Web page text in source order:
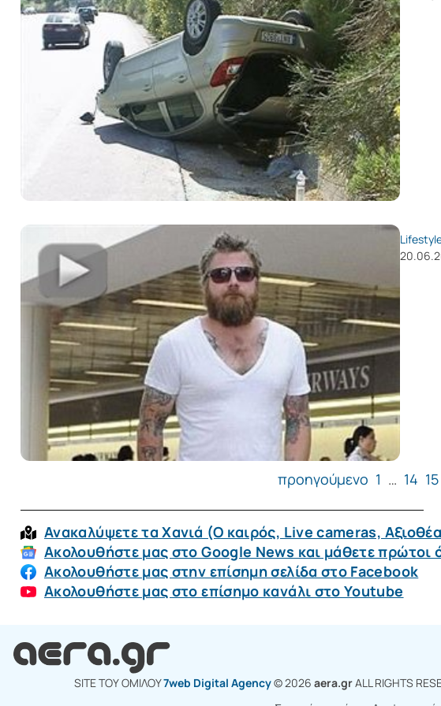
προηγούμενο 1 … 14 15
Ανακαλύψετε τα Χανιά (O καιρός, Live cameras,
Ακολουθήστε μας στο Google News και μάθετε πρώτοι
Ακολουθήστε μας στην επίσημη σελίδα στο Facebook
Ακολουθήστε μας στο επίσημο κανάλι στο Youtube
SITE ΤΟΥ ΟΜΙΛΟY7web Digital Agency© 2026 aera.grALL RIGHTS